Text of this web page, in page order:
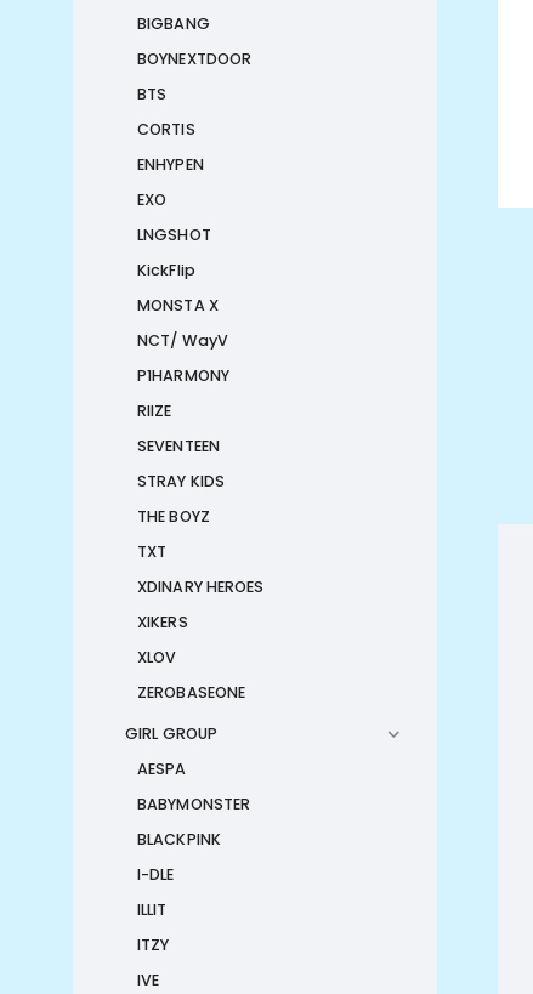
BIGBANG
BOYNEXTDOOR
BTS
CORTIS
ENHYPEN
EXO
LNGSHOT
KickFlip
MONSTA X
NCT/ WayV
P1HARMONY
RIIZE
SEVENTEEN
STRAY KIDS
THE BOYZ
TXT
XDINARY HEROES
XIKERS
XLOV
ZEROBASEONE
GIRL GROUP
AESPA
BABYMONSTER
BLACKPINK
I-DLE
ILLIT
ITZY
IVE